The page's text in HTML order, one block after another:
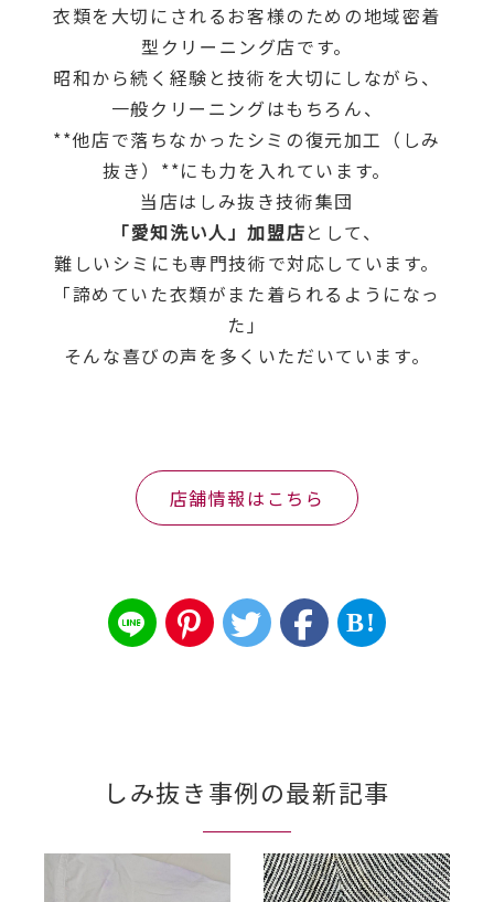
衣類を大切にされるお客様のための地域密着
型クリーニング店です。
昭和から続く経験と技術を大切にしながら、
一般クリーニングはもちろん、
**他店で落ちなかったシミの復元加工（しみ
抜き）**にも力を入れています。
当店はしみ抜き技術集団
「愛知洗い人」加盟店として、
難しいシミにも専門技術で対応しています。
「諦めていた衣類がまた着られるようになっ
た」
そんな喜びの声を多くいただいています。
店舗情報はこちら
B!
しみ抜き事例の最新記事